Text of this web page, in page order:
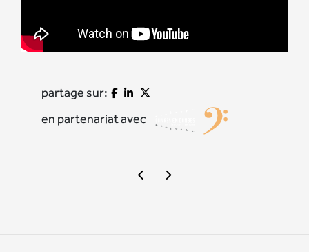
partage sur:
en partenariat avec